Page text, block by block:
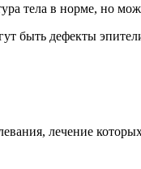
тела в норме, но
быть дефекты
лечение